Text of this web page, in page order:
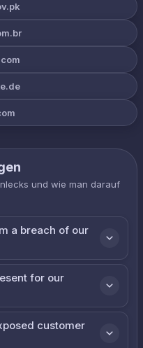
und wie man darauf
a breach of our
for our
customer